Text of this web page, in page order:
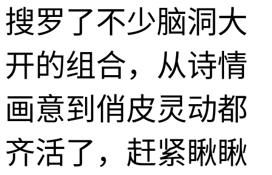
搜罗了不少脑洞大
开的组合，从诗情
画意到俏皮灵动都
齐活了，赶紧瞅瞅